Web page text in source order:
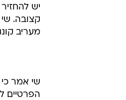
יש
קצובה. שי
מעריב
שי אמר
הפרטיים